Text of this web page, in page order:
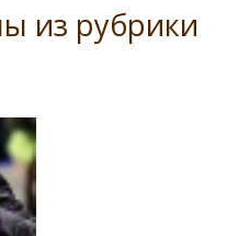
из рубрики